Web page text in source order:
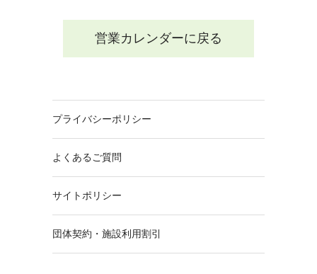
営業カレンダーに戻る
プライバシーポリシー
よくあるご質問
サイトポリシー
団体契約・施設利用割引